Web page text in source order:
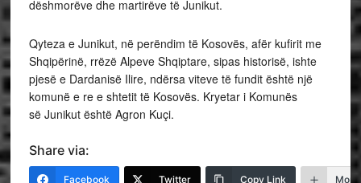
dëshmorëve dhe martirëve të Junikut.
Qyteza e Junikut, në perëndim të Kosovës, afër kufirit me
Shqipërinë, rrëzë Alpeve Shqiptare, sipas historisë, ishte
pjesë e Dardanisë Ilire, ndërsa viteve të fundit është një
komunë e re e shtetit të Kosovës. Kryetar i Komunës
së Junikut është Agron Kuçi.
Share via:
Facebook Twitter Copy Link More